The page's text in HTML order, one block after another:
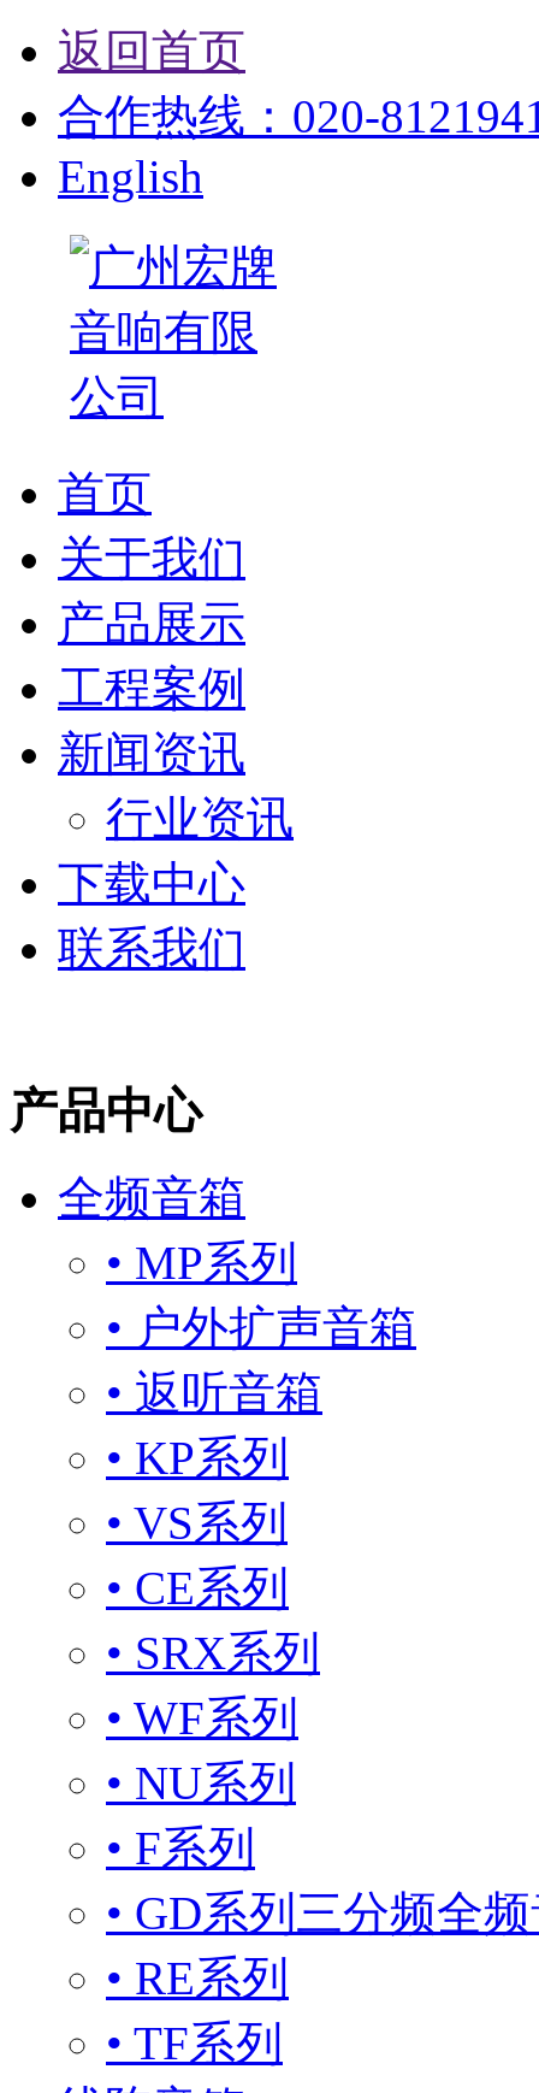
返回首页
合作热线：020-
English
首页
关于我们
产品展示
工程案例
新闻资讯
行业资讯
下载中心
联系我们
产品中心
全频音箱
• MP系列
• 户外扩声音箱
• 返听音箱
• KP系列
• VS系列
• CE系列
• SRX系列
• WF系列
• NU系列
• F系列
• GD系列三分频全
• RE系列
• TF系列